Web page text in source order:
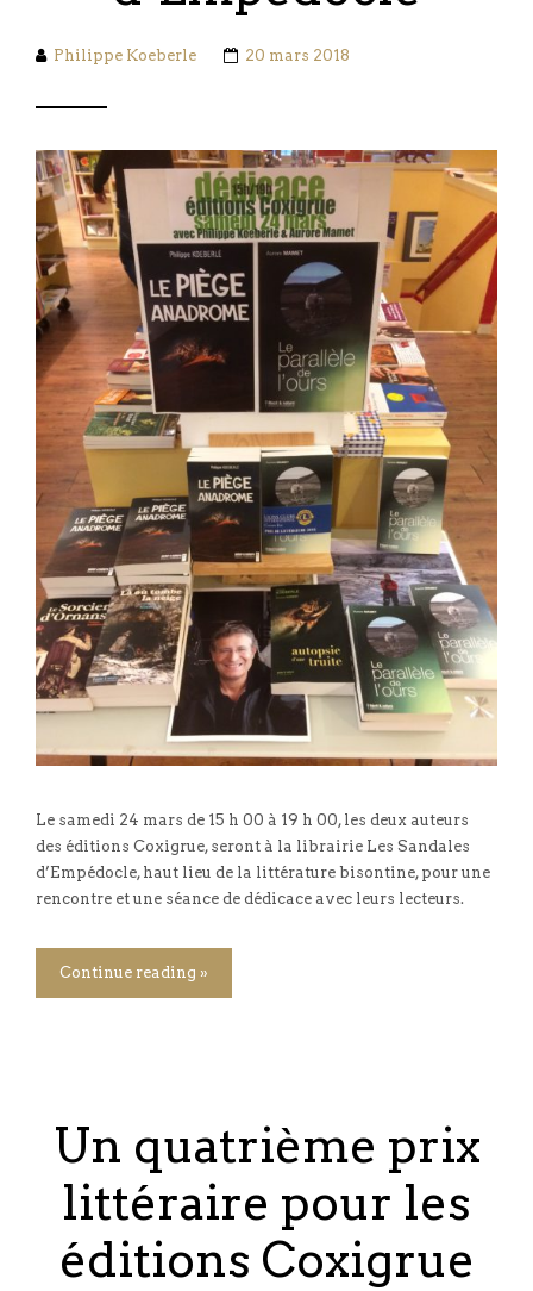
Philippe Koeberle 20 mars 2018
Le samedi 24 mars de 15 h 00 à 19 h 00, les deux auteurs
des éditions Coxigrue, seront à la librairie Les Sandales
d’Empédocle, haut lieu de la littérature bisontine, pour une
rencontre et une séance de dédicace avec leurs lecteurs.
Continue reading »
Un quatrième prix
littéraire pour les
éditions Coxigrue